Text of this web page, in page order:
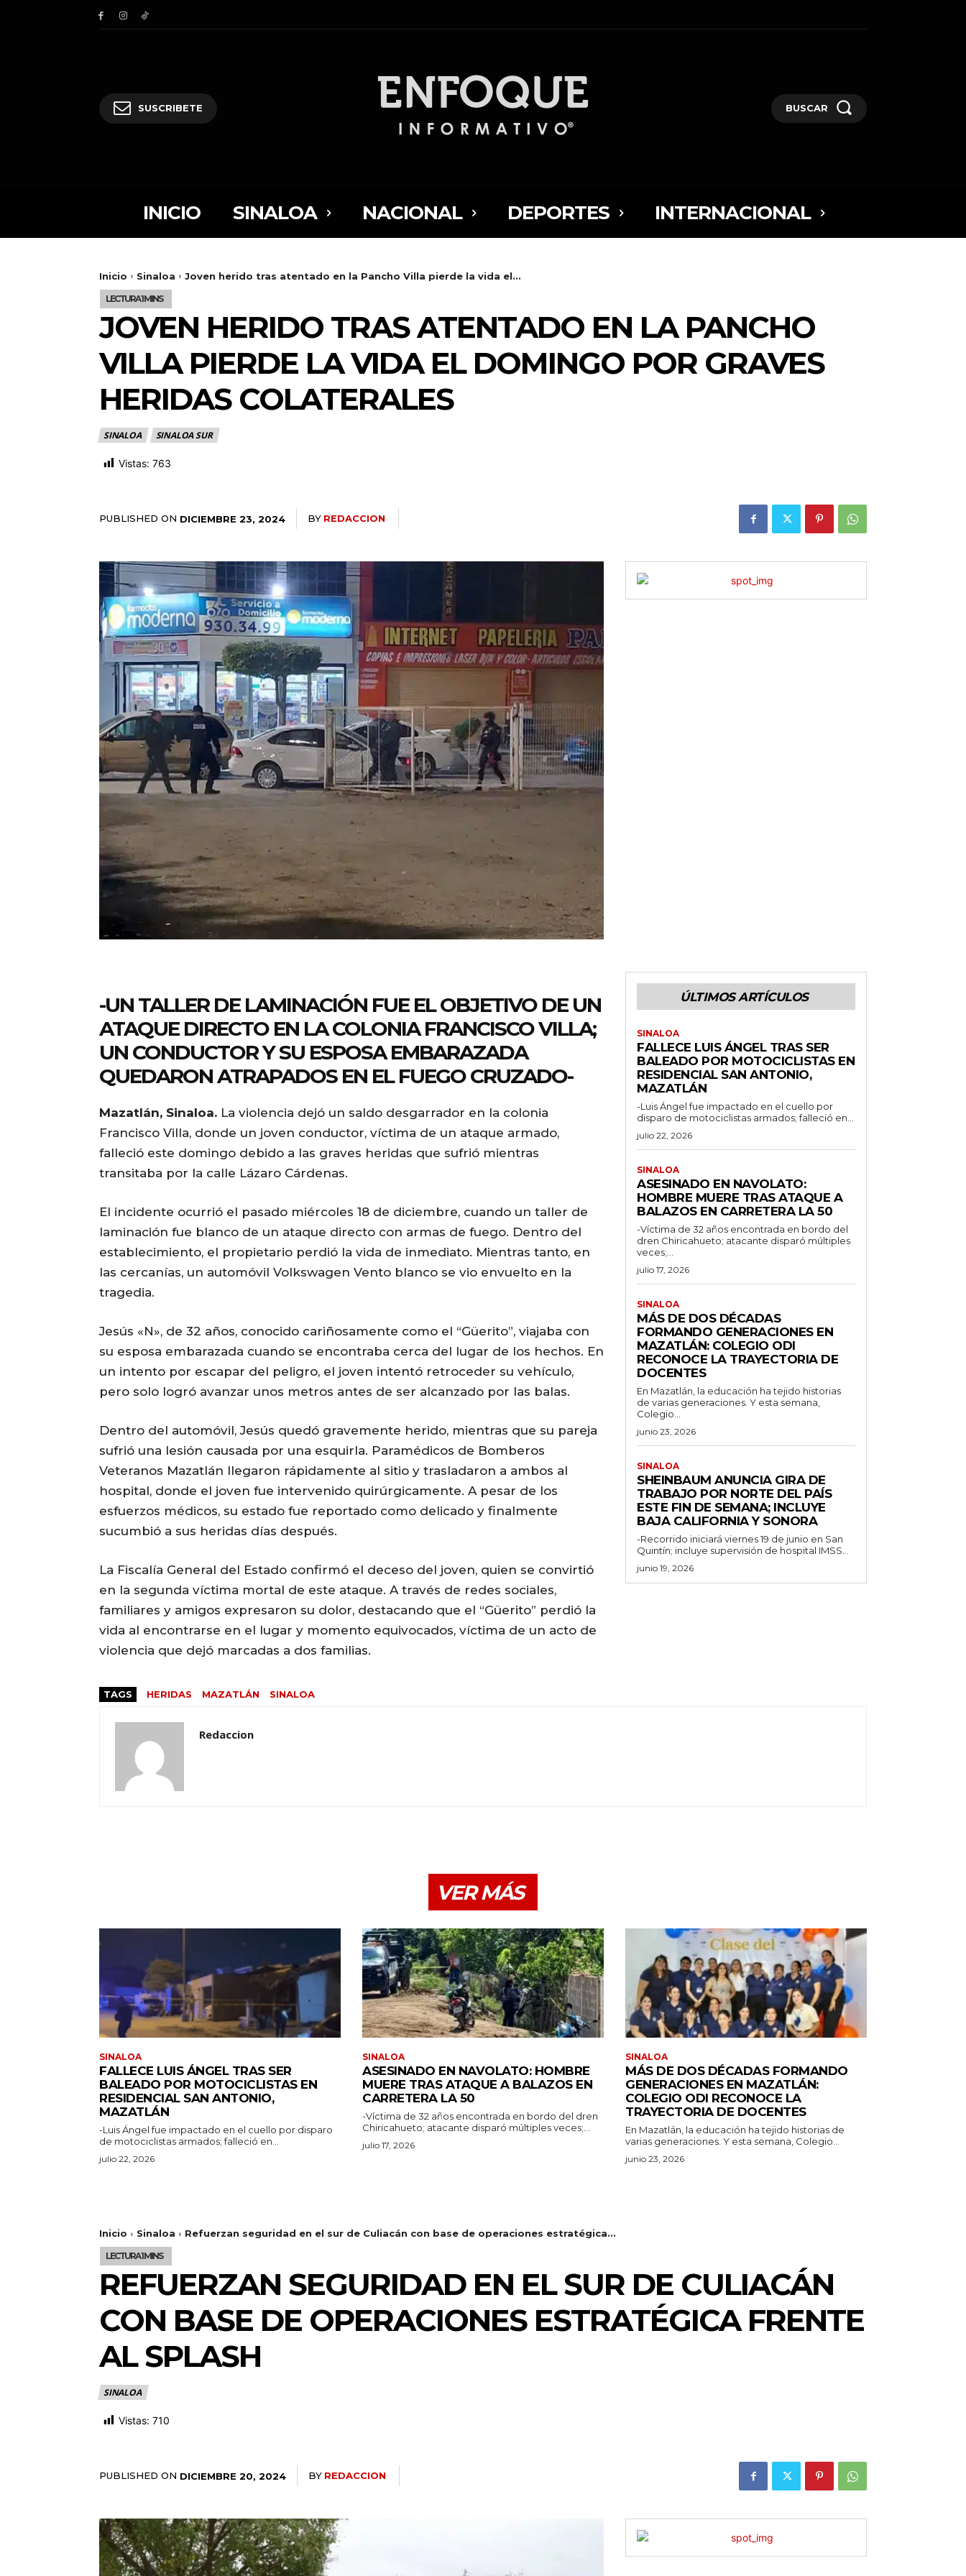
SUSCRIBETE BUSCAR
INICIO SINALOA NACIONAL DEPORTES INTERNACIONAL
Inicio Sinaloa Joven herido tras atentado en la Pancho Villa pierde la vida el...
JOVEN HERIDO TRAS ATENTADO EN LA PANCHO
VILLA PIERDE LA VIDA EL DOMINGO POR GRAVES
HERIDAS COLATERALES
SINALOA SINALOA SUR
Vistas: 763
PUBLISHED ON DICIEMBRE 23, 2024 BY REDACCION
-UN TALLER DE LAMINACIÓN FUE EL OBJETIVO DE UN
ATAQUE DIRECTO EN LA COLONIA FRANCISCO VILLA;
UN CONDUCTOR Y SU ESPOSA EMBARAZADA
QUEDARON ATRAPADOS EN EL FUEGO CRUZADO-
Mazatlán, Sinaloa. La violencia dejó un saldo desgarrador en la colonia
Francisco Villa, donde un joven conductor, víctima de un ataque armado,
falleció este domingo debido a las graves heridas que sufrió mientras
transitaba por la calle Lázaro Cárdenas.
El incidente ocurrió el pasado miércoles 18 de diciembre, cuando un taller de
laminación fue blanco de un ataque directo con armas de fuego. Dentro del
establecimiento, el propietario perdió la vida de inmediato. Mientras tanto, en
las cercanías, un automóvil Volkswagen Vento blanco se vio envuelto en la
tragedia.
Jesús «N», de 32 años, conocido cariñosamente como el “Güerito”, viajaba con
su esposa embarazada cuando se encontraba cerca del lugar de los hechos. En
un intento por escapar del peligro, el joven intentó retroceder su vehículo,
pero solo logró avanzar unos metros antes de ser alcanzado por las balas.
Dentro del automóvil, Jesús quedó gravemente herido, mientras que su pareja
sufrió una lesión causada por una esquirla. Paramédicos de Bomberos
Veteranos Mazatlán llegaron rápidamente al sitio y trasladaron a ambos al
hospital, donde el joven fue intervenido quirúrgicamente. A pesar de los
esfuerzos médicos, su estado fue reportado como delicado y finalmente
sucumbió a sus heridas días después.
La Fiscalía General del Estado confirmó el deceso del joven, quien se convirtió
en la segunda víctima mortal de este ataque. A través de redes sociales,
familiares y amigos expresaron su dolor, destacando que el “Güerito” perdió la
vida al encontrarse en el lugar y momento equivocados, víctima de un acto de
violencia que dejó marcadas a dos familias.
TAGS HERIDAS MAZATLÁN SINALOA
ÚLTIMOS ARTÍCULOS
SINALOA
FALLECE LUIS ÁNGEL TRAS SER
BALEADO POR MOTOCICLISTAS EN
RESIDENCIAL SAN ANTONIO,
MAZATLÁN
-Luis Ángel fue impactado en el cuello por
disparo de motociclistas armados; falleció en...
julio 22, 2026
SINALOA
ASESINADO EN NAVOLATO:
HOMBRE MUERE TRAS ATAQUE A
BALAZOS EN CARRETERA LA 50
-Víctima de 32 años encontrada en bordo del
dren Chiricahueto; atacante disparó múltiples
veces;...
julio 17, 2026
SINALOA
MÁS DE DOS DÉCADAS
FORMANDO GENERACIONES EN
MAZATLÁN: COLEGIO ODI
RECONOCE LA TRAYECTORIA DE
DOCENTES
En Mazatlán, la educación ha tejido historias
de varias generaciones. Y esta semana,
Colegio...
junio 23, 2026
SINALOA
SHEINBAUM ANUNCIA GIRA DE
TRABAJO POR NORTE DEL PAÍS
ESTE FIN DE SEMANA; INCLUYE
BAJA CALIFORNIA Y SONORA
-Recorrido iniciará viernes 19 de junio en San
Quintín; incluye supervisión de hospital IMSS...
junio 19, 2026
Redaccion
VER MÁS
SINALOA
FALLECE LUIS ÁNGEL TRAS SER
BALEADO POR MOTOCICLISTAS EN
RESIDENCIAL SAN ANTONIO,
MAZATLÁN
-Luis Ángel fue impactado en el cuello por disparo
de motociclistas armados; falleció en...
julio 22, 2026
SINALOA
ASESINADO EN NAVOLATO: HOMBRE
MUERE TRAS ATAQUE A BALAZOS EN
CARRETERA LA 50
-Víctima de 32 años encontrada en bordo del dren
Chiricahueto; atacante disparó múltiples veces;...
julio 17, 2026
SINALOA
MÁS DE DOS DÉCADAS FORMANDO
GENERACIONES EN MAZATLÁN:
COLEGIO ODI RECONOCE LA
TRAYECTORIA DE DOCENTES
En Mazatlán, la educación ha tejido historias de
varias generaciones. Y esta semana, Colegio...
junio 23, 2026